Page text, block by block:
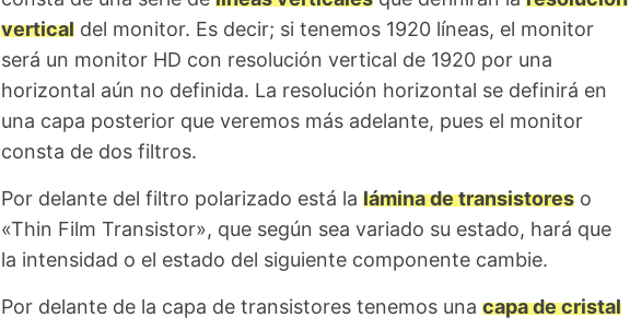
verticaldel monitor. Es decir; si tenemos 1920 líneas, el monitor
será un monitor HD con resolución vertical de 1920 por una
horizontal aún no definida. La resolución horizontal se definirá en
una capa posterior que veremos más adelante, pues el monitor
consta de dos filtros.
Por delante del filtro polarizado está la lámina de transistoreso
«Thin Film Transistor», que según sea variado su estado, hará que
la intensidad o el estado del siguiente componente cambie.
Por delante de la capa de transistores tenemos una capa de cristal